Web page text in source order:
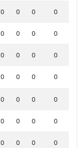
0 0 0 0
0 0 0 0
0 0 0 0
0 0 0 0
0 0 0 0
0 0 0 0
0 0 0 0